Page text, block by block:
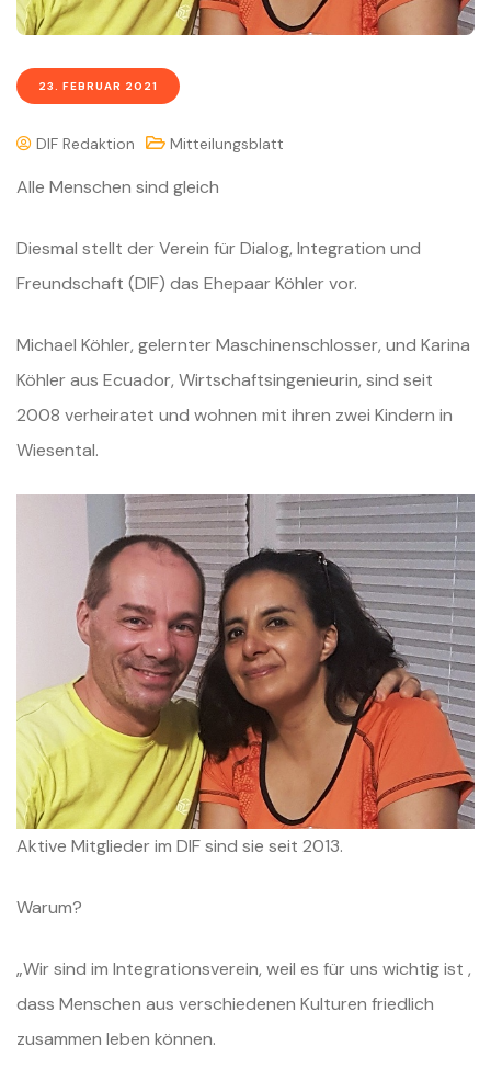
23. FEBRUAR 2021
DIF Redaktion Mitteilungsblatt
Alle Menschen sind gleich
Diesmal stellt der Verein für Dialog, Integration und
Freundschaft (DIF) das Ehepaar Köhler vor.
Michael Köhler, gelernter Maschinenschlosser, und Karina
Köhler aus Ecuador, Wirtschaftsingenieurin, sind seit
2008 verheiratet und wohnen mit ihren zwei Kindern in
Wiesental.
Aktive Mitglieder im DIF sind sie seit 2013.
Warum?
„Wir sind im Integrationsverein, weil es für uns wichtig ist ,
dass Menschen aus verschiedenen Kulturen friedlich
zusammen leben können.